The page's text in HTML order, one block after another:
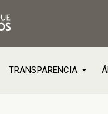
TRANSPARENCIA